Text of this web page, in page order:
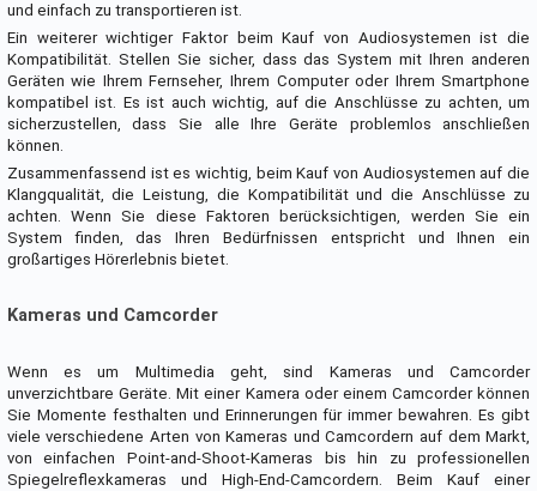
und einfach zu transportieren ist.
Ein weiterer wichtiger Faktor beim Kauf von Audiosystemen ist die
Kompatibilität. Stellen Sie sicher, dass das System mit Ihren anderen
Geräten wie Ihrem Fernseher, Ihrem Computer oder Ihrem Smartphone
kompatibel ist. Es ist auch wichtig, auf die Anschlüsse zu achten, um
sicherzustellen, dass Sie alle Ihre Geräte problemlos anschließen
können.
Zusammenfassend ist es wichtig, beim Kauf von Audiosystemen auf die
Klangqualität, die Leistung, die Kompatibilität und die Anschlüsse zu
achten. Wenn Sie diese Faktoren berücksichtigen, werden Sie ein
System finden, das Ihren Bedürfnissen entspricht und Ihnen ein
großartiges Hörerlebnis bietet.
Kameras und Camcorder
Wenn es um Multimedia geht, sind Kameras und Camcorder
unverzichtbare Geräte. Mit einer Kamera oder einem Camcorder können
Sie Momente festhalten und Erinnerungen für immer bewahren. Es gibt
viele verschiedene Arten von Kameras und Camcordern auf dem Markt,
von einfachen Point-and-Shoot-Kameras bis hin zu professionellen
Spiegelreflexkameras und High-End-Camcordern. Beim Kauf einer